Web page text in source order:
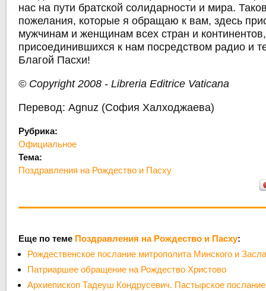
нас на пути братской солидарности и мира.
пожелания, которые я обращаю к вам, здесь
мужчинам и женщинам всех стран и континентов,
присоединившихся к нам посредством радио и
Благой Пасхи!
© Copyright 2008 - Libreria Editrice Vaticana
Перевод: Agnuz (София Халходжаева)
Рубрика:
Официальное
Тема:
Поздравления на Рождество и Пасху
Еще по теме Поздравления на Рождество и Пасху:
Рождественское послание митрополита Минского и
Патриаршее обращение на Рождество Христово
Архиепископ Тадеуш Кондрусевич. Пастырское